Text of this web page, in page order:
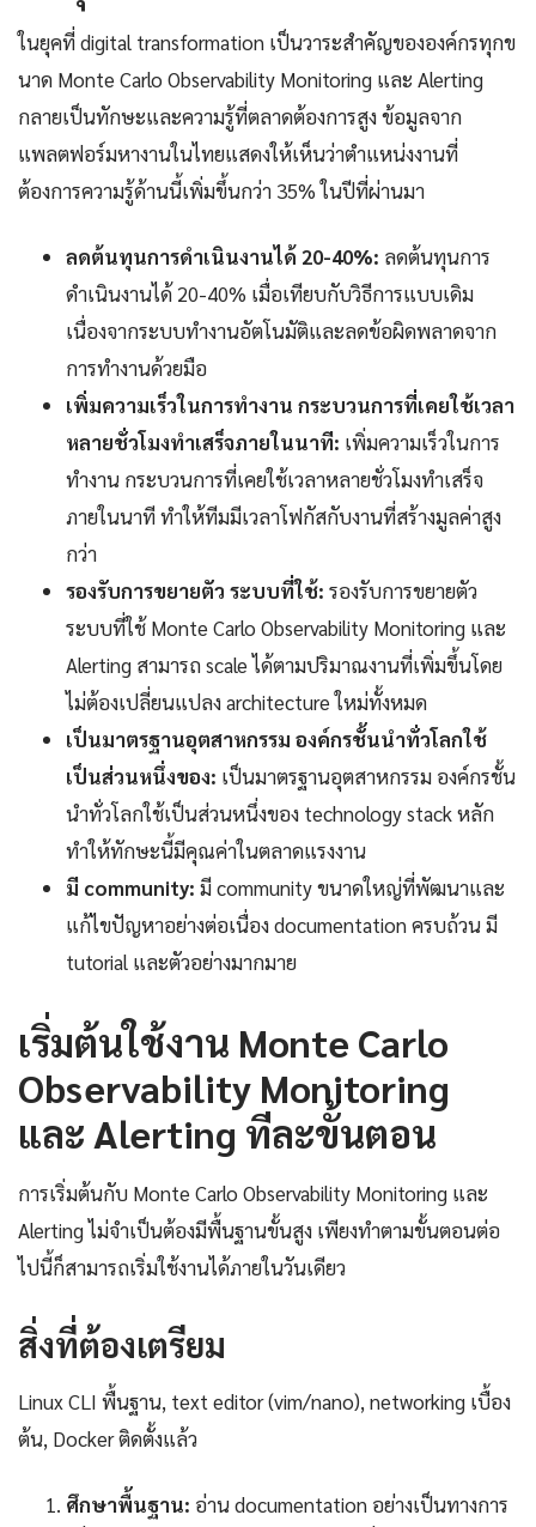
ในยุคที่ digital transformation เป็นวาระสำคัญขององค์กรทุกข
นาด Monte Carlo Observability Monitoring และ Alerting
กลายเป็นทักษะและความรู้ที่ตลาดต้องการสูง ข้อมูลจาก
แพลตฟอร์มหางานในไทยแสดงให้เห็นว่าตำแหน่งงานที่
ต้องการความรู้ด้านนี้เพิ่มขึ้นกว่า 35% ในปีที่ผ่านมา
ลดต้นทุนการดำเนินงานได้ 20-40%: ลดต้นทุนการ
ดำเนินงานได้ 20-40% เมื่อเทียบกับวิธีการแบบเดิม
เนื่องจากระบบทำงานอัตโนมัติและลดข้อผิดพลาดจาก
การทำงานด้วยมือ
เพิ่มความเร็วในการทำงาน กระบวนการที่เคยใช้เวลา
หลายชั่วโมงทำเสร็จภายในนาที: เพิ่มความเร็วในการ
ทำงาน กระบวนการที่เคยใช้เวลาหลายชั่วโมงทำเสร็จ
ภายในนาที ทำให้ทีมมีเวลาโฟกัสกับงานที่สร้างมูลค่าสูง
กว่า
รองรับการขยายตัว ระบบที่ใช้: รองรับการขยายตัว
ระบบที่ใช้ Monte Carlo Observability Monitoring และ
Alerting สามารถ scale ได้ตามปริมาณงานที่เพิ่มขึ้นโดย
ไม่ต้องเปลี่ยนแปลง architecture ใหม่ทั้งหมด
เป็นมาตรฐานอุตสาหกรรม องค์กรชั้นนำทั่วโลกใช้
เป็นส่วนหนึ่งของ: เป็นมาตรฐานอุตสาหกรรม องค์กรชั้น
นำทั่วโลกใช้เป็นส่วนหนึ่งของ technology stack หลัก
ทำให้ทักษะนี้มีคุณค่าในตลาดแรงงาน
มี community: มี community ขนาดใหญ่ที่พัฒนาและ
แก้ไขปัญหาอย่างต่อเนื่อง documentation ครบถ้วน มี
tutorial และตัวอย่างมากมาย
เริ่มต้นใช้งาน Monte Carlo
Observability Monitoring
และ Alerting ทีละขั้นตอน
การเริ่มต้นกับ Monte Carlo Observability Monitoring และ
Alerting ไม่จำเป็นต้องมีพื้นฐานขั้นสูง เพียงทำตามขั้นตอนต่อ
ไปนี้ก็สามารถเริ่มใช้งานได้ภายในวันเดียว
สิ่งที่ต้องเตรียม
Linux CLI พื้นฐาน, text editor (vim/nano), networking เบื้อง
ต้น, Docker ติดตั้งแล้ว
ศึกษาพื้นฐาน: อ่าน documentation อย่างเป็นทางการ